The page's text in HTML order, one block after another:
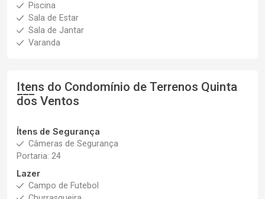
Piscina
Sala de Estar
Sala de Jantar
Varanda
Itens do Condomínio de Terrenos Quinta
dos Ventos
Ítens de Segurança
Câmeras de Segurança
Portaria: 24
Lazer
Campo de Futebol